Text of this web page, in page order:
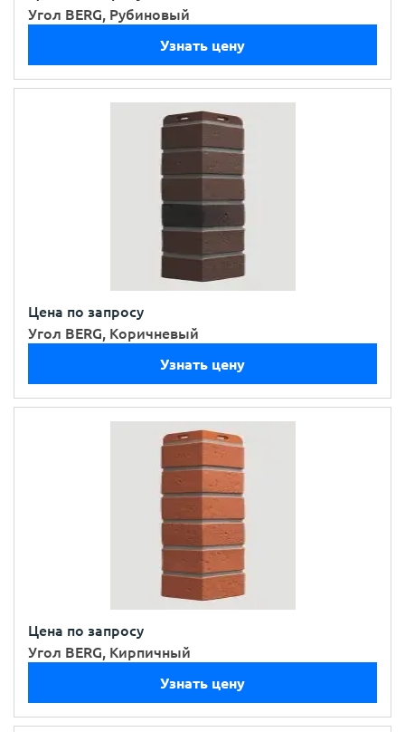
Угол BERG, Рубиновый
Узнать цену
Цена по запросу
Угол BERG, Коричневый
Узнать цену
Цена по запросу
Угол BERG, Кирпичный
Узнать цену